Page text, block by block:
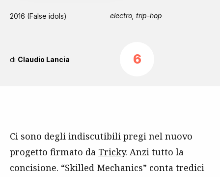
2016 (False idols) electro, trip-hop
di Claudio Lancia 6
Ci sono degli indiscutibili pregi nel nuovo
progetto firmato da Tricky. Anzi tutto la
concisione. “Skilled Mechanics” conta tredici